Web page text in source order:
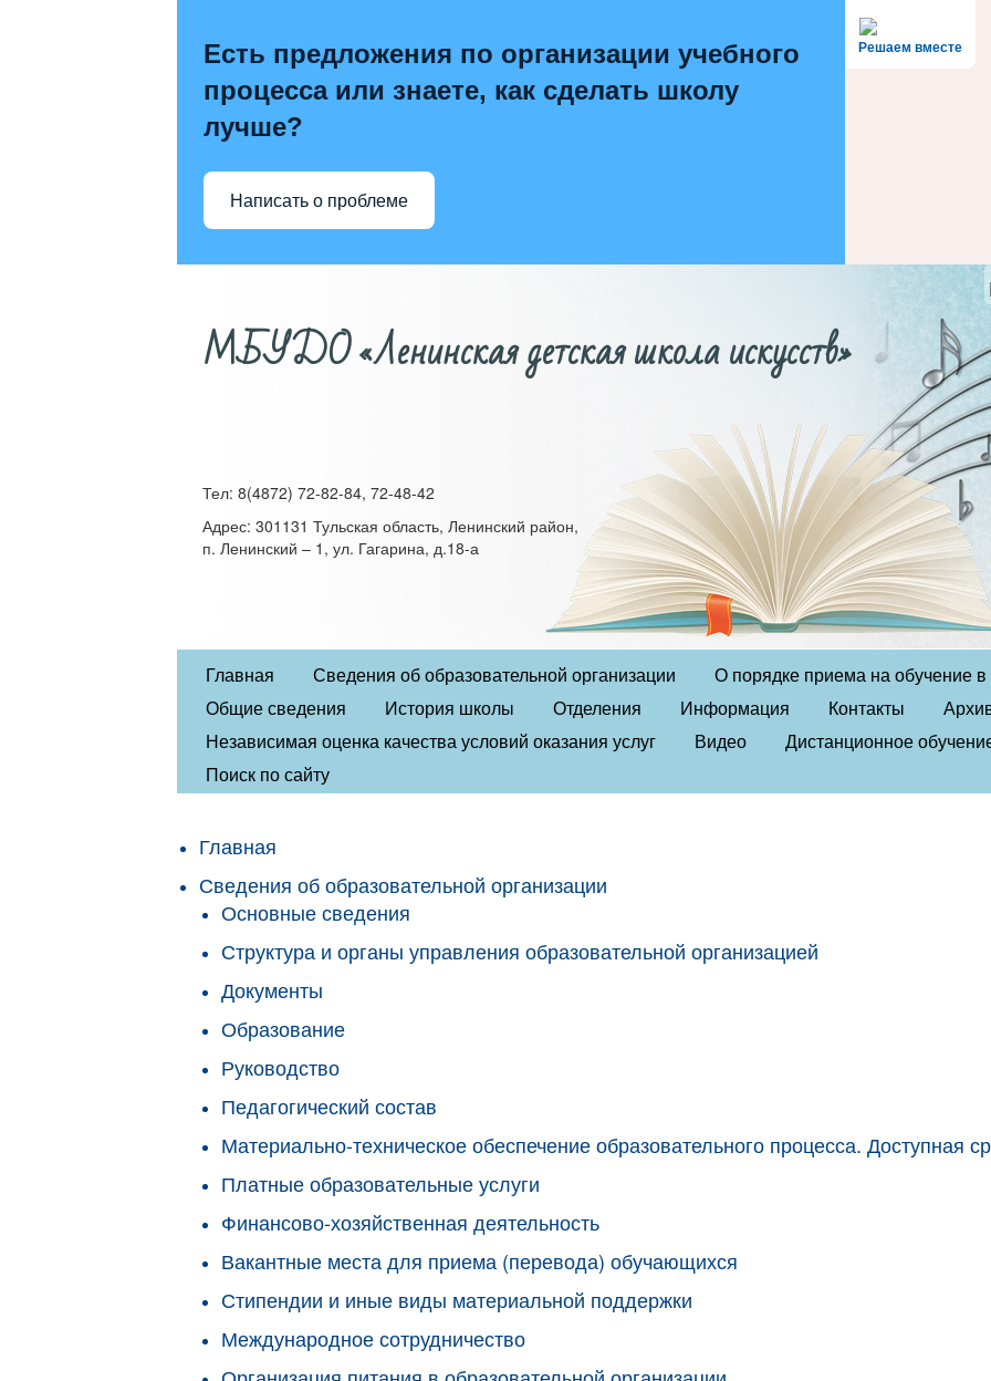
Решаем вместе
Есть предложения по организации учебного
процесса или знаете, как сделать школу
лучше?
Написать о проблеме
МБУДО «Ленинская детская школа искусств»
Тел: 8(4872) 72-82-84, 72-48-42
Адрес: 301131 Тульская область, Ленинский район,
п. Ленинский – 1, ул. Гагарина, д.18-а
Главная Сведения об образовательной организации
О порядке приема на обучение
Общие сведения
История школы Отделения Информация Контакты
Независимая оценка качества условий оказания услуг
Видео
Дистанционное
Поиск по сайту
Главная
Сведения об образовательной организации
Основные сведения
Структура и органы управления образовательной организацией
Документы
Образование
Руководство
Педагогический состав
Материально-техническое обеспечение образовательного процесса. Доступная
Платные образовательные услуги
Финансово-хозяйственная деятельность
Вакантные места для приема (перевода) обучающихся
Стипендии и иные виды материальной поддержки
Международное сотрудничество